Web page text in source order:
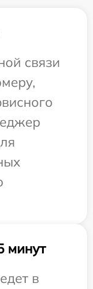
связи
минут
в